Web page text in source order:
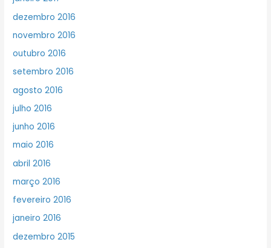
dezembro 2016
novembro 2016
outubro 2016
setembro 2016
agosto 2016
julho 2016
junho 2016
maio 2016
abril 2016
março 2016
fevereiro 2016
janeiro 2016
dezembro 2015